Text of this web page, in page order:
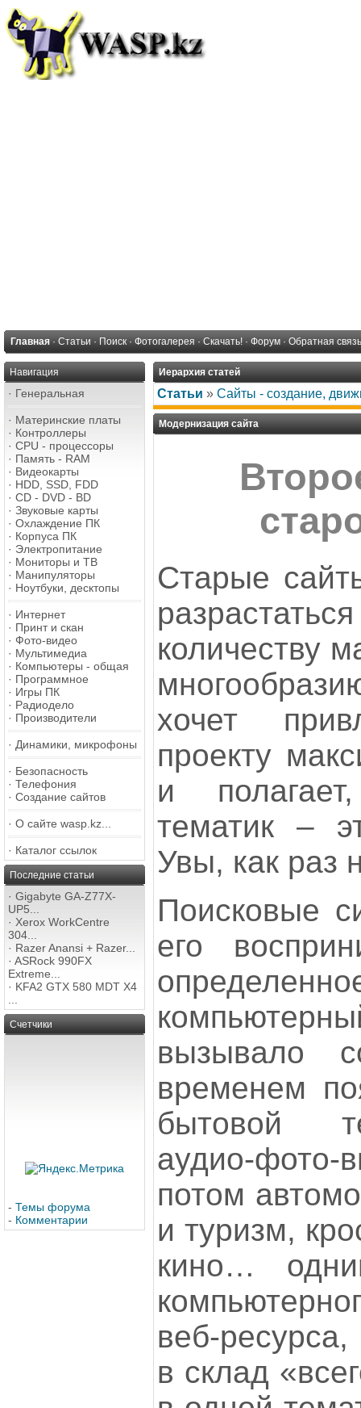
Главная · Статьи · Поиск · Фотогалерея · Скачать! · Форум · Обратная связь
Навигация
· Генеральная
· Материнские платы
· Контроллеры
· CPU - процессоры
· Память - RAM
· Видеокарты
· HDD, SSD, FDD
· CD - DVD - BD
· Звуковые карты
· Охлаждение ПК
· Корпуса ПК
· Электропитание
· Мониторы и ТВ
· Манипуляторы
· Ноутбуки, десктопы
· Интернет
· Принт и скан
· Фото-видео
· Мультимедиа
· Компьютеры - общая
· Программное
· Игры ПК
· Радиодело
· Производители
· Динамики, микрофоны
· Безопасность
· Телефония
· Создание сайтов
· О сайте wasp.kz...
· Каталог ссылок
Последние статьи
· Gigabyte GA-Z77X-
UP5...
· Xerox WorkCentre
304...
· Razer Anansi + Razer...
· ASRock 990FX
Extreme...
· KFA2 GTX 580 MDT X4
Счетчики
- Темы форума
- Комментарии
Иерархия статей
Статьи » Сайты - создание,
Модернизация сайта
Старые
количеству
хочет
проекту
и
тематик –
Увы, как раз
Поисковые
его
вызывало
временем
бытовой
аудио-фото-
потом
и туризм,
кино…
веб-
в склад